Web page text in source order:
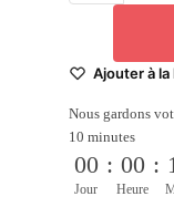
-
Kisaki
Ajouter à
Nous gardons
10 minutes
00
Jour
: 00
Heure
: